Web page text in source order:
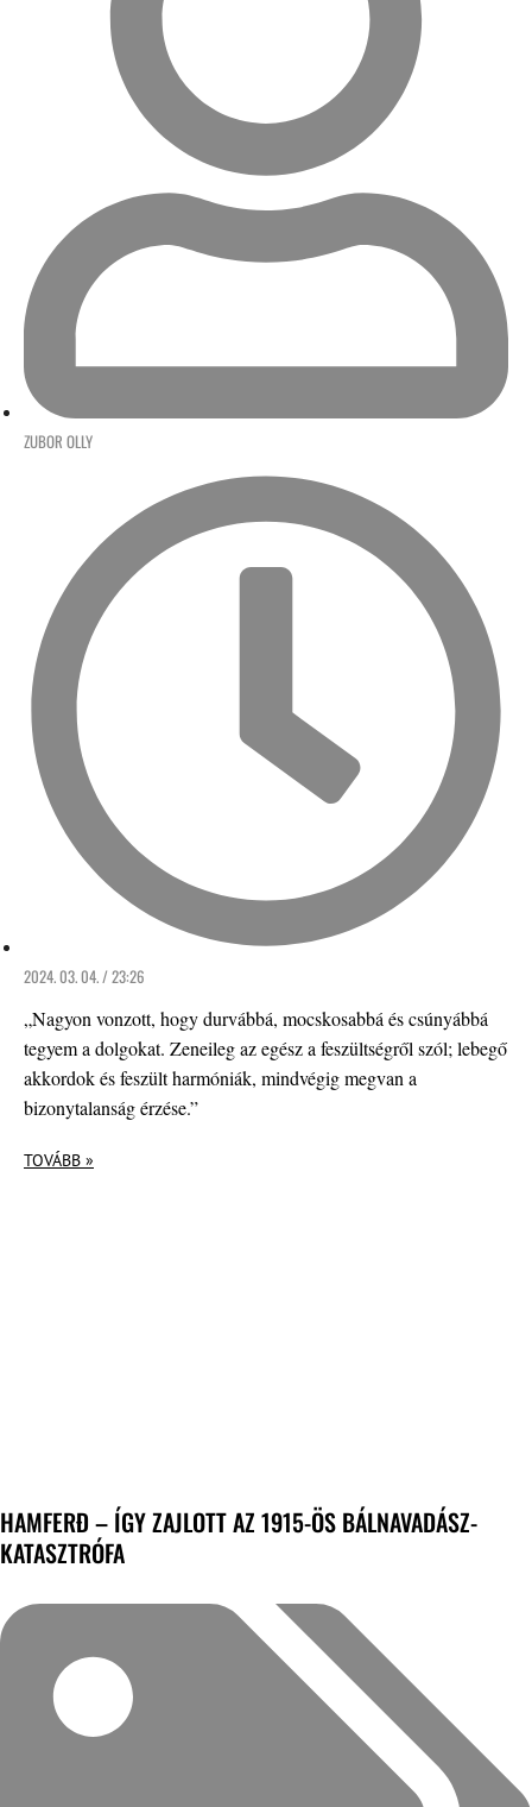
ZUBOR OLLY
2024. 03. 04. / 23:26
„Nagyon vonzott, hogy durvábbá, mocskosabbá és csúnyábbá
tegyem a dolgokat. Zeneileg az egész a feszültségről szól; lebegő
akkordok és feszült harmóniák, mindvégig megvan a
bizonytalanság érzése.”
TOVÁBB »
HAMFERÐ – ÍGY ZAJLOTT AZ 1915-ÖS BÁLNAVADÁSZ-
KATASZTRÓFA